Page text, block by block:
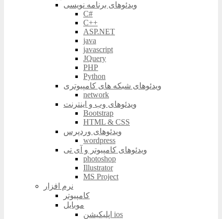
ویدئوهای برنامه نویسی
C#
C++
ASP.NET
java
javascript
JQuery
PHP
Python
ویدئوهای شبکه های کامپیوتری
network
ویدئوهای وب و اینترنت
Bootstrap
HTML & CSS
ویدئوهای وردپرس
wordpress
ویدئوهای کامپیوتر و آی تی
photoshop
Illustrator
MS Project
نرم افزار
کامپیوتر
موبایل
اپلیکیشن ios